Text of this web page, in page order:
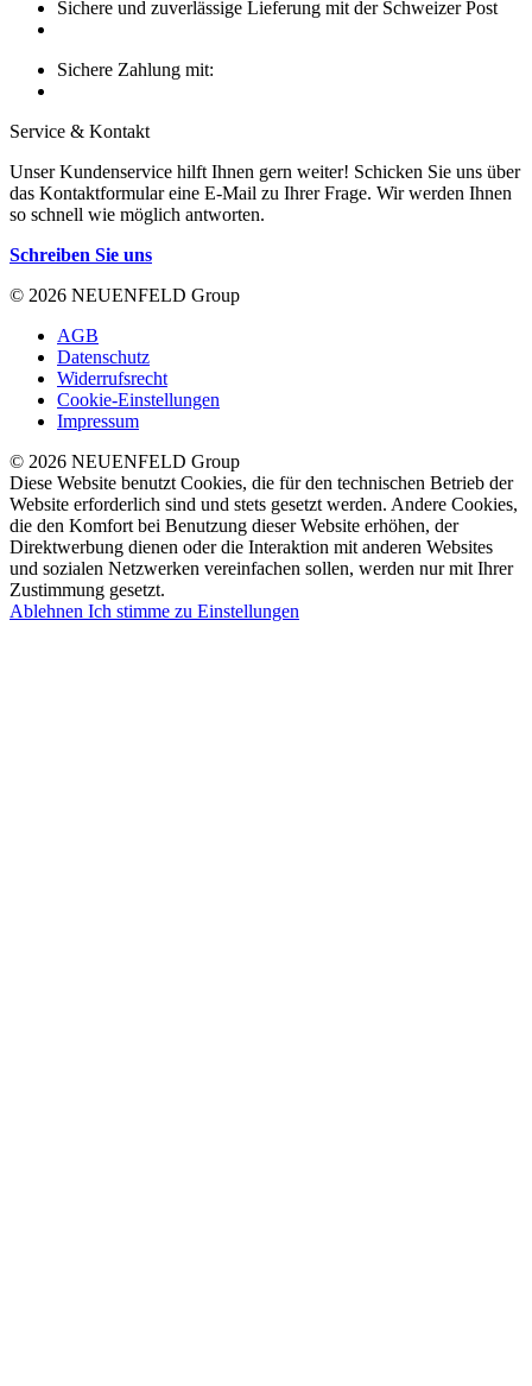
Sichere und zuverlässige Lieferung mit der Schweizer Post
Sichere Zahlung mit:
Service & Kontakt
Unser Kundenservice hilft Ihnen gern weiter! Schicken Sie uns über
das Kontaktformular eine E-Mail zu Ihrer Frage. Wir werden Ihnen
so schnell wie möglich antworten.
Schreiben Sie uns
© 2026 NEUENFELD Group
AGB
Datenschutz
Widerrufsrecht
Cookie-Einstellungen
Impressum
© 2026 NEUENFELD Group
Diese Website benutzt Cookies, die für den technischen Betrieb der
Website erforderlich sind und stets gesetzt werden. Andere Cookies,
die den Komfort bei Benutzung dieser Website erhöhen, der
Direktwerbung dienen oder die Interaktion mit anderen Websites
und sozialen Netzwerken vereinfachen sollen, werden nur mit Ihrer
Zustimmung gesetzt.
Ablehnen Ich stimme zu Einstellungen